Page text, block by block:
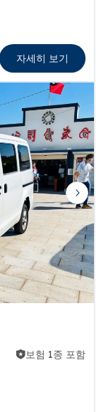
자세히 보기
Next
보험 1종 포함